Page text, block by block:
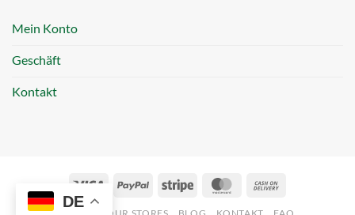
Mein Konto
Geschäft
Kontakt
Visa PayPal Stripe MasterCard
DE